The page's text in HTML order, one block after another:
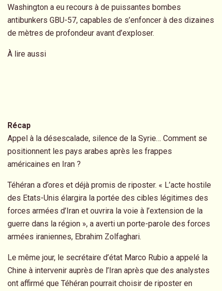
Washington a eu recours à de puissantes bombes
antibunkers GBU-57, capables de s’enfoncer à des dizaines
de mètres de profondeur avant d’exploser.
À lire aussi
Récap
Appel à la désescalade, silence de la Syrie… Comment se
positionnent les pays arabes après les frappes
américaines en Iran ?
Téhéran a d’ores et déjà promis de riposter. « L’acte hostile
des Etats-Unis élargira la portée des cibles légitimes des
forces armées d’Iran et ouvrira la voie à l’extension de la
guerre dans la région », a averti un porte-parole des forces
armées iraniennes, Ebrahim Zolfaghari.
Le même jour, le secrétaire d’état Marco Rubio a appelé la
Chine à intervenir auprès de l’Iran après que des analystes
ont affirmé que Téhéran pourrait choisir de riposter en